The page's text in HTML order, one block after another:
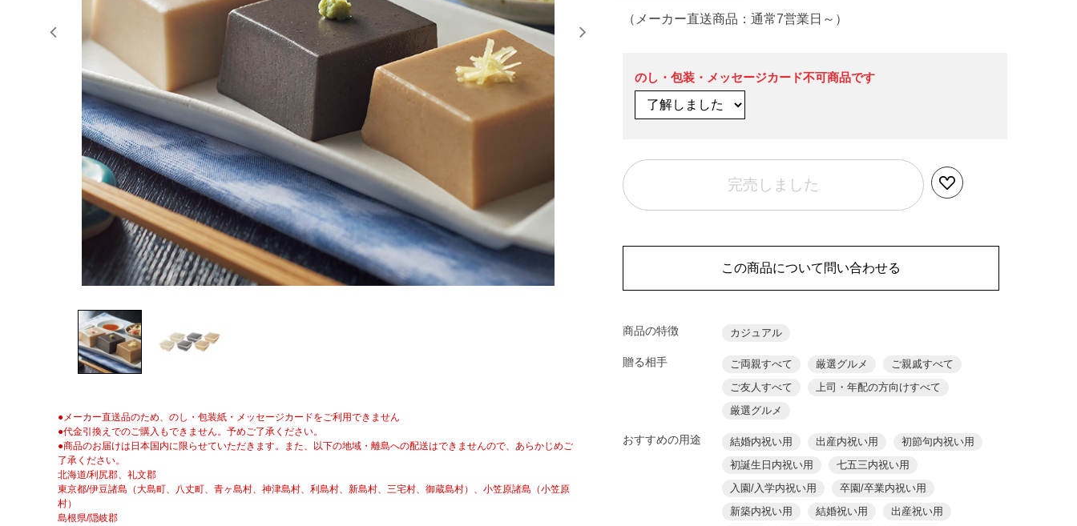
●メーカー直送品のため、のし・包装紙・メッセージカードをご利用できません
●代金引換えでのご購入もできません。予めご了承ください。
●商品のお届けは日本国内に限らせていただきます。また、以下の地域・離島への配送はできませんので、あらかじめご
了承ください。
北海道/利尻郡、礼文郡
東京都/伊豆諸島（大島町、八丈町、青ヶ島村、神津島村、利島村、新島村、三宅村、御蔵島村）、小笠原諸島（小笠原
村）
島根県/隠岐郡
（メーカー直送商品：通常7営業日～）
のし・包装・メッセージカード不可商品です
完売しました
この商品について問い合わせる
商品の特徴 カジュアル
贈る相手 ご両親すべて 厳選グルメ
ご親戚すべて
ご友人すべて
上司・年配の方向けすべて
厳選グルメ
おすすめの用途 結婚内祝い用 出産内祝い用
初節句内祝い用
初誕生日内祝い用
七五三内祝い用
入園/入学内祝い用
卒園/卒業内祝い用
新築内祝い用
結婚祝い用
出産祝い用